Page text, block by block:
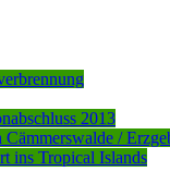
2013
/
ins Tropical Islands